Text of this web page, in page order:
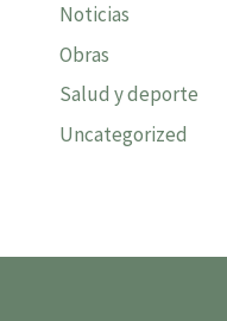
Noticias
Obras
Salud y deporte
Uncategorized